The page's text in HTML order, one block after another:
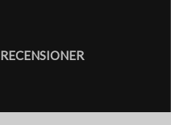
RECENSIONER